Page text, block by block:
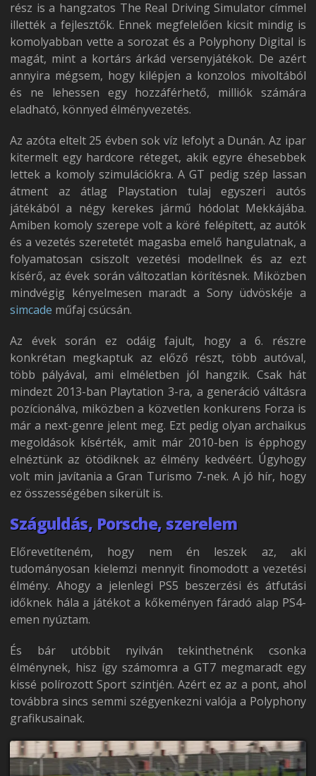
rész is a hangzatos The Real Driving Simulator címmel
illették a fejlesztők. Ennek megfelelően kicsit mindig is
komolyabban vette a sorozat és a Polyphony Digital is
magát, mint a kortárs árkád versenyjátékok. De azért
annyira mégsem, hogy kilépjen a konzolos mivoltából
és ne lehessen egy hozzáférhető, milliók számára
eladható, könnyed élményvezetés.
Az azóta eltelt 25 évben sok víz lefolyt a Dunán. Az ipar
kitermelt egy hardcore réteget, akik egyre éhesebbek
lettek a komoly szimulációkra. A GT pedig szép lassan
átment az átlag Playstation tulaj egyszeri autós
játékából a négy kerekes jármű hódolat Mekkájába.
Amiben komoly szerepe volt a köré felépített, az autók
és a vezetés szeretetét magasba emelő hangulatnak, a
folyamatosan csiszolt vezetési modellnek és az ezt
kísérő, az évek során változatlan körítésnek. Miközben
mindvégig kényelmesen maradt a Sony üdvöskéje a
simcade műfaj csúcsán.
Az évek során ez odáig fajult, hogy a 6. részre
konkrétan megkaptuk az előző részt, több autóval,
több pályával, ami elméletben jól hangzik. Csak hát
mindezt 2013-ban Playtation 3-ra, a generáció váltásra
pozícionálva, miközben a közvetlen konkurens Forza is
már a next-genre jelent meg. Ezt pedig olyan archaikus
megoldások kísérték, amit már 2010-ben is épphogy
elnéztünk az ötödiknek az élmény kedvéért. Úgyhogy
volt min javítania a Gran Turismo 7-nek. A jó hír, hogy
ez összességében sikerült is.
Száguldás, Porsche, szerelem
Előrevetíteném, hogy nem én leszek az, aki
tudományosan kielemzi mennyit finomodott a vezetési
élmény. Ahogy a jelenlegi PS5 beszerzési és átfutási
időknek hála a játékot a kőkeményen fáradó alap PS4-
emen nyúztam.
És bár utóbbit nyilván tekinthetnénk csonka
élménynek, hisz így számomra a GT7 megmaradt egy
kissé polírozott Sport szintjén. Azért ez az a pont, ahol
továbbra sincs semmi szégyenkezni valója a Polyphony
grafikusainak.